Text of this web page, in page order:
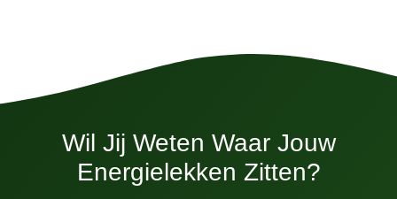
Wil Jij Weten Waar Jouw
Energielekken Zitten?